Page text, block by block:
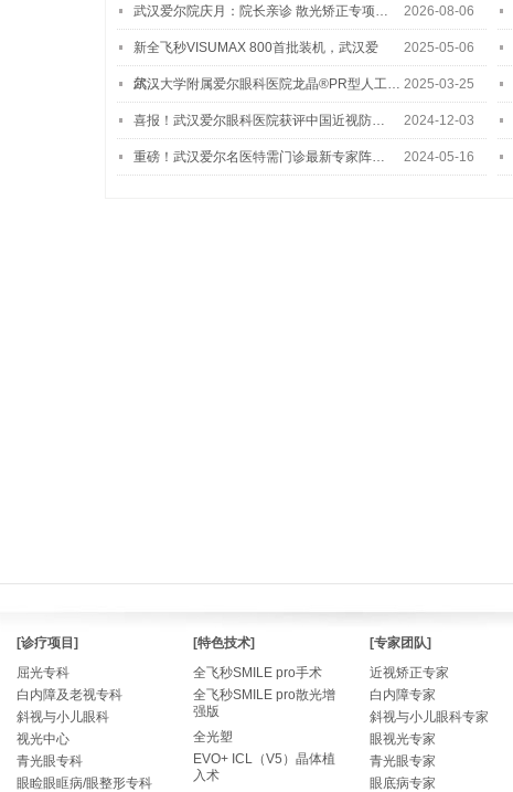
武汉爱尔院庆月：院长亲诊 散光矫正专项… 2026-08-06
新全飞秒VISUMAX 800首批装机，武汉爱
尔…
2025-05-06
武汉大学附属爱尔眼科医院龙晶®PR型人工… 2025-03-25
喜报！武汉爱尔眼科医院获评中国近视防… 2024-12-03
重磅！武汉爱尔名医特需门诊最新专家阵… 2024-05-16
[诊疗项目]
屈光专科
白内障及老视专科
斜视与小儿眼科
视光中心
青光眼专科
眼睑眼眶病/眼整形专科
[特色技术]
全飞秒SMILE pro手术
全飞秒SMILE pro散光增
强版
全光塑
EVO+ ICL（V5）晶体植
入术
[专家团队]
近视矫正专家
白内障专家
斜视与小儿眼科专家
眼视光专家
青光眼专家
眼底病专家